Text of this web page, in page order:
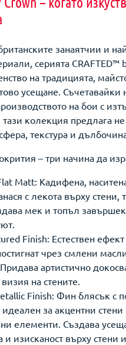
занаятчии и
серията CRAFTED™
на традицията,
усещане. Съчетавайки
на бои с
тази колекция предлага
текстура и
– три начина да
Matt: Кадифена, наситена
с лекота върху стени,
мек и топъл
Finish: Естествен
чрез смлени
артистично
на стените.
Finish: Фин блясък с
идеален за акцентни стени
елементи. Създава
и изисканост върху стени